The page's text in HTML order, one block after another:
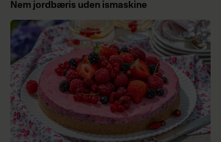
Nem jordbæris uden ismaskine